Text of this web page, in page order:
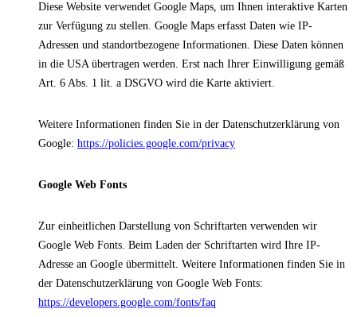
Diese Website verwendet Google Maps, um Ihnen interaktive Karten
zur Verfügung zu stellen. Google Maps erfasst Daten wie IP-
Adressen und standortbezogene Informationen. Diese Daten können
in die USA übertragen werden. Erst nach Ihrer Einwilligung gemäß
Art. 6 Abs. 1 lit. a DSGVO wird die Karte aktiviert.
Weitere Informationen finden Sie in der Datenschutzerklärung von
Google: https://policies.google.com/privacy
Google Web Fonts
Zur einheitlichen Darstellung von Schriftarten verwenden wir
Google Web Fonts. Beim Laden der Schriftarten wird Ihre IP-
Adresse an Google übermittelt. Weitere Informationen finden Sie in
der Datenschutzerklärung von Google Web Fonts:
https://developers.google.com/fonts/faq